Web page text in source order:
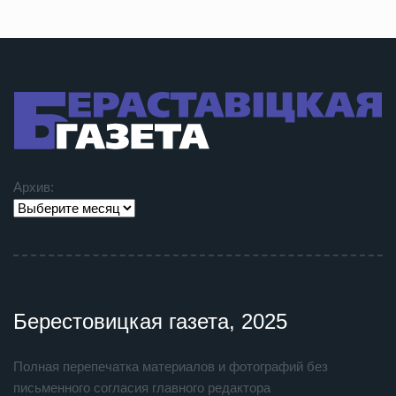
Архив:
Берестовицкая газета, 2025
Полная перепечатка материалов и фотографий без
письменного согласия главного редактора